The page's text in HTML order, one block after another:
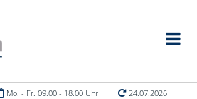
Mo. - Fr. 09.00 - 18.00 Uhr
24.07.2026